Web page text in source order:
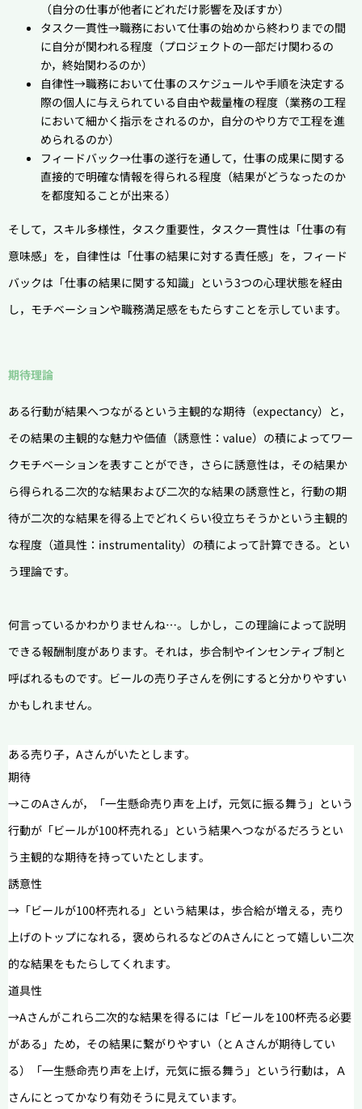
（自分の仕事が他者にどれだけ影響を及ぼすか）
タスク一貫性→職務において仕事の始めから終わりまでの間
に自分が関われる程度（プロジェクトの一部だけ関わるの
か，終始関わるのか）
自律性→職務において仕事のスケジュールや手順を決定する
際の個人に与えられている自由や裁量権の程度（業務の工程
において細かく指示をされるのか，自分のやり方で工程を進
められるのか）
フィードバック→仕事の遂行を通して，仕事の成果に関する
直接的で明確な情報を得られる程度（結果がどうなったのか
を都度知ることが出来る）
そして，スキル多様性，タスク重要性，タスク一貫性は「仕事の有
意味感」を，自律性は「仕事の結果に対する責任感」を，フィード
バックは「仕事の結果に関する知識」という3つの心理状態を経由
し，モチベーションや職務満足感をもたらすことを示しています。
期待理論
ある行動が結果へつながるという主観的な期待（expectancy）と，
その結果の主観的な魅力や価値（誘意性：value）の積によってワー
クモチベーションを表すことができ，さらに誘意性は，その結果か
ら得られる二次的な結果および二次的な結果の誘意性と，行動の期
待が二次的な結果を得る上でどれくらい役立ちそうかという主観的
な程度（道具性：instrumentality）の積によって計算できる。とい
う理論です。
何言っているかわかりませんね…。 しかし，この理論によって説明
できる報酬制度があります。それは，歩合制やインセンティブ制と
呼ばれるものです。 ビールの売り子さんを例にすると分かりやすい
かもしれません。
ある売り子，Aさんがいたとします。
期待
→このAさんが，「一生懸命売り声を上げ，元気に振る舞う」という
行動が「ビールが100杯売れる」という結果へつながるだろうとい
う主観的な期待を持っていたとします。
誘意性
→「ビールが100杯売れる」という結果は，歩合給が増える，売り
上げのトップになれる，褒められるなどのAさんにとって嬉しい二次
的な結果をもたらしてくれます。
道具性
→Aさんがこれら二次的な結果を得るには「ビールを100杯売る必要
がある」ため，その結果に繋がりやすい（とＡさんが期待してい
る）「一生懸命売り声を上げ，元気に振る舞う」という行動は，Ａ
さんにとってかなり有効そうに見えています。